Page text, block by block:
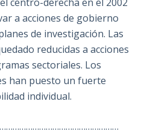
a acciones de gobierno
de investigación. Las
reducidas a acciones
sectoriales. Los
han puesto un fuerte
individual.